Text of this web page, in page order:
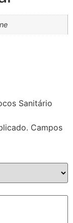
Sanitário
Campos